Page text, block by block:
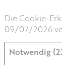
Die Cookie-
09/07/2026
Notwendig